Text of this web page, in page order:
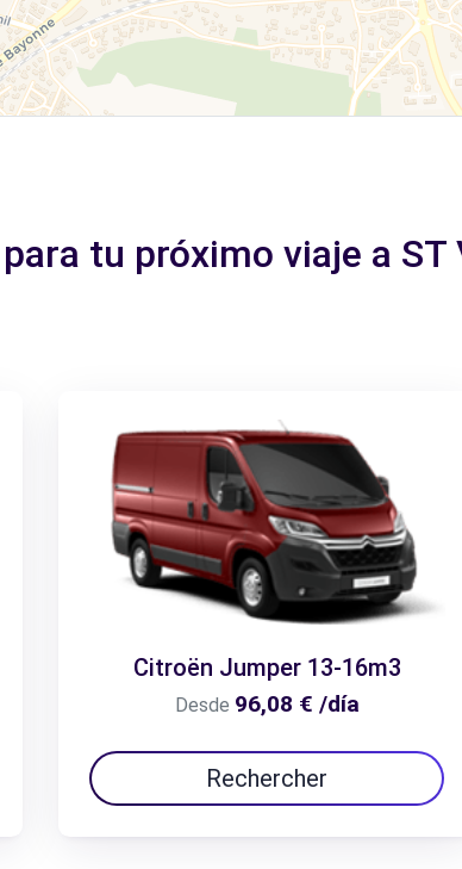
tu próximo viaje a ST
Citroën Jumper 13-16m3
Desde 96,08 € /día
Rechercher